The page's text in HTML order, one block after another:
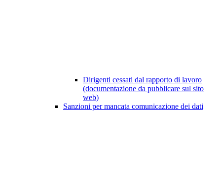
Dirigenti cessati dal rapporto di lavoro
(documentazione da pubblicare sul sito
web)
Sanzioni per mancata comunicazione dei dati